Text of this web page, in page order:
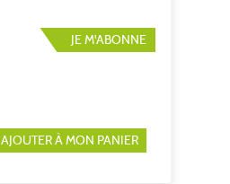
JE M'ABONNE
AJOUTER À MON PANIER